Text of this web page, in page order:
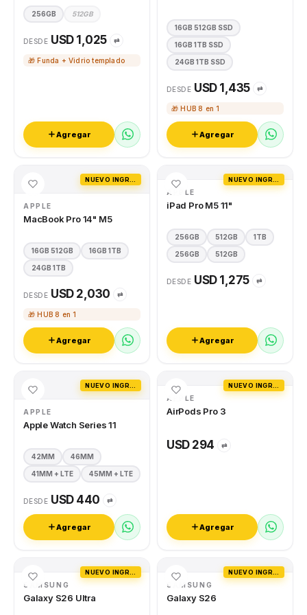
256GB 512GB
DESDE USD 1,025 ⇄
🎁 Funda + Vidrio templado
Agregar
16GB 512GB SSD
16GB 1TB SSD
24GB 1TB SSD
DESDE USD 1,435 ⇄
🎁 HUB 8 en 1
Agregar
APPLE
MacBook Pro 14" M5
16GB 512GB 16GB 1TB
24GB 1TB
DESDE USD 2,030 ⇄
🎁 HUB 8 en 1
Agregar
APPLE
iPad Pro M5 11"
256GB 512GB 1TB
256GB 512GB
DESDE USD 1,275 ⇄
Agregar
APPLE
Apple Watch Series 11
42MM 46MM
41MM + LTE 45MM + LTE
DESDE USD 440 ⇄
Agregar
APPLE
AirPods Pro 3
USD 294 ⇄
Agregar
SAMSUNG
Galaxy S26 Ultra
SAMSUNG
Galaxy S26